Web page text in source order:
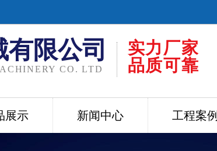
限公司
CO. LTD
实力厂家
品质可靠
展示 新闻中心 工程案例